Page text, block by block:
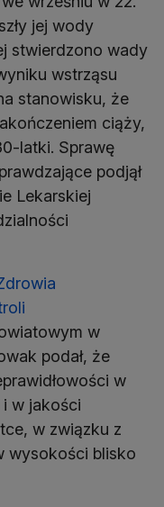
jej wody
stwierdzono wady
wstrząsu
stanowisku, że
ciąży,
latki. Sprawę
podjął
Lekarskiej
w
podał, że
w
w jakości
w związku z
wysokości blisko